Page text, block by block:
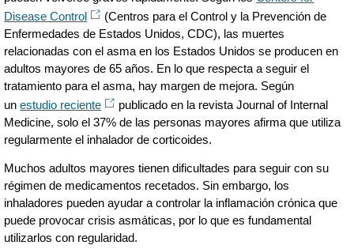
Disease Control
(Centros para el Control y la Prevención de
Enfermedades de Estados Unidos, CDC), las muertes
relacionadas con el asma en los Estados Unidos se producen en
adultos mayores de 65 años. En lo que respecta a seguir el
tratamiento para el asma, hay margen de mejora. Según
unestudio reciente
publicado en la revista Journal of Internal
Medicine, solo el 37% de las personas mayores afirma que utiliza
regularmente el inhalador de corticoides.
Muchos adultos mayores tienen dificultades para seguir con su
régimen de medicamentos recetados. Sin embargo, los
inhaladores pueden ayudar a controlar la inflamación crónica que
puede provocar crisis asmáticas, por lo que es fundamental
utilizarlos con regularidad.